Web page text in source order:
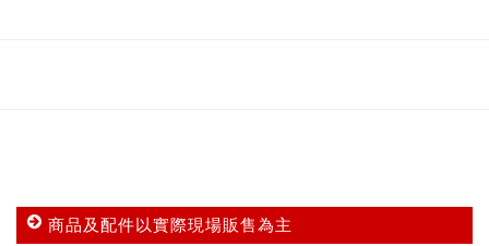
商品及配件以實際現場販售為主